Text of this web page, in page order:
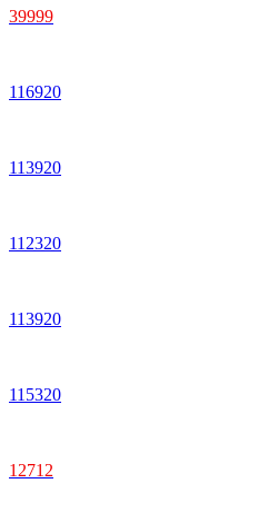
39999
116920
113920
112320
113920
115320
12712